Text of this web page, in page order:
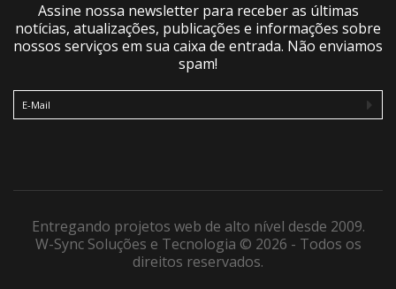
Assine nossa newsletter para receber as últimas
notícias, atualizações, publicações e informações sobre
nossos serviços em sua caixa de entrada. Não enviamos
spam!
E-Mail
Entregando projetos web de alto nível desde 2009.
W-Sync Soluções e Tecnologia © 2026 - Todos os
direitos reservados.